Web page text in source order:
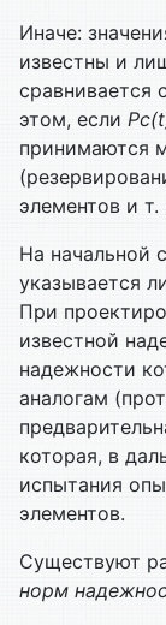
Иначе:
известны и
сравнивается
этом, если
принимаются
элементов и т.
На начальной
указывается
При
известной
надежности
аналогам
которая, в
испытания
элементов.
Существуют
норм